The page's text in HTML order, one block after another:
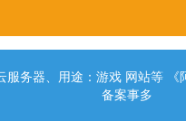
服务器、用途：游戏 网站等 《
备案事多